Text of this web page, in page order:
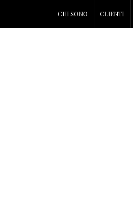
CHI SONO CLIENTI